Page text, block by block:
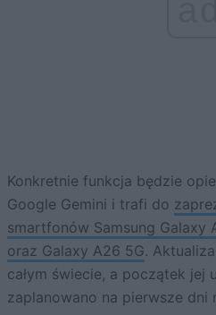
Konkretnie funkcja będzie
Google Gemini i trafi do
smartfonów Samsung Galaxy
oraz Galaxy A26 5G.
całym świecie, a początek jej
zaplanowano na pierwsze dni